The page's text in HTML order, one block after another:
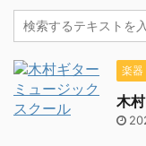
楽器
木